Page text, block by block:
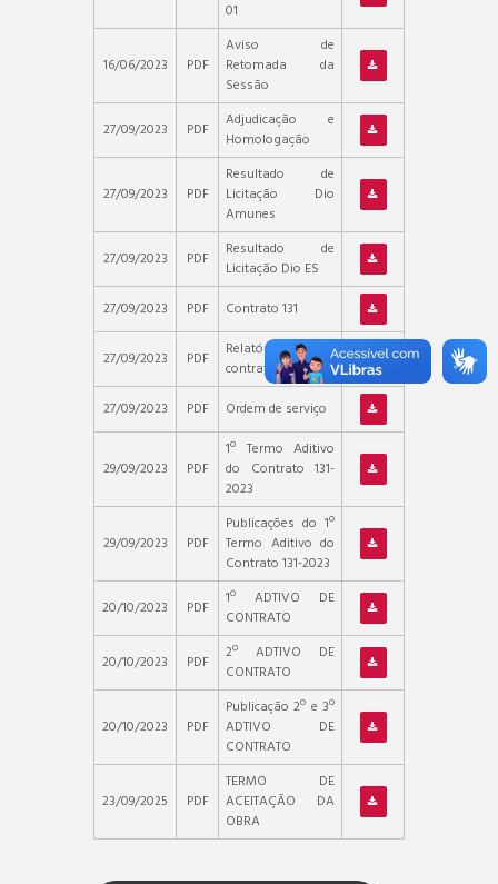
01
16/06/2023 PDF
Aviso de
Retomada da
Sessão
27/09/2023
PDF
Adjudicação e
Homologação
27/09/2023 PDF
Resultado de
Licitação Dio
Amunes
27/09/2023
PDF
Resultado de
Licitação Dio ES
27/09/2023
PDF Contrato 131
27/09/2023 PDF
Relatório de
contrato 131
27/09/2023
PDF Ordem de serviço
29/09/2023 PDF
1º Termo Aditivo
do Contrato 131-
2023
29/09/2023 PDF
Publicações do 1º
Termo Aditivo do
Contrato 131-2023
20/10/2023
PDF
1º ADTIVO DE
CONTRATO
20/10/2023
PDF
2º ADTIVO DE
CONTRATO
20/10/2023 PDF
Publicação 2º e 3º
ADTIVO DE
CONTRATO
23/09/2025 PDF
TERMO DE
ACEITAÇÃO DA
OBRA